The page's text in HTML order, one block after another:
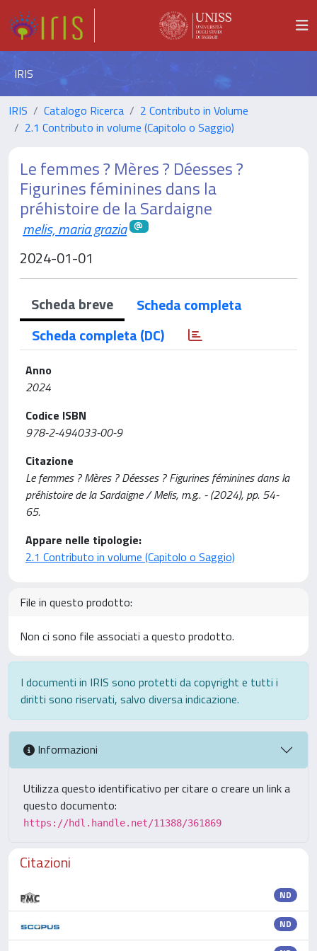
IRIS
IRIS Catalogo Ricerca
2 Contributo in Volume
2.1 Contributo in volume (Capitolo o Saggio)
Le femmes ? Mères ? Déesses ?
Figurines féminines dans la
préhistoire de la Sardaigne
melis, maria grazia
2024-01-01
Scheda breve
Scheda completa
Scheda completa (DC)
Anno
2024
Codice ISBN
978-2-494033-00-9
Citazione
Le femmes ? Mères ? Déesses ? Figurines féminines dans la
préhistoire de la Sardaigne / Melis, m.g.. - (2024), pp. 54-
65.
Appare nelle tipologie:
2.1 Contributo in volume (Capitolo o Saggio)
File in questo prodotto:
Non ci sono file associati a questo prodotto.
I documenti in IRIS sono protetti da copyright e tutti i
diritti sono riservati, salvo diversa indicazione.
Informazioni
Utilizza questo identificativo per citare o creare un link a
questo documento:
https://hdl.handle.net/11388/361869
Citazioni
ND
ND